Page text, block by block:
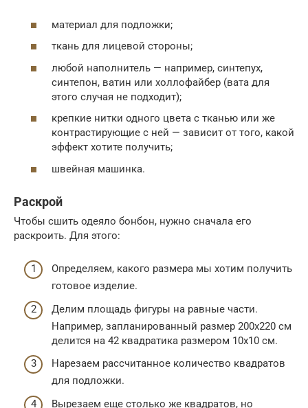
материал для подложки;
ткань для лицевой стороны;
любой наполнитель — например, синтепух,
синтепон, ватин или холлофайбер (вата для
этого случая не подходит);
крепкие нитки одного цвета с тканью или же
контрастирующие с ней — зависит от того, какой
эффект хотите получить;
швейная машинка.
Раскрой
Чтобы сшить одеяло бонбон, нужно сначала его
раскроить. Для этого:
Определяем, какого размера мы хотим получить
готовое изделие.
Делим площадь фигуры на равные части.
Например, запланированный размер 200х220 см
делится на 42 квадратика размером 10х10 см.
Нарезаем рассчитанное количество квадратов
для подложки.
Вырезаем еще столько же квадратов, но